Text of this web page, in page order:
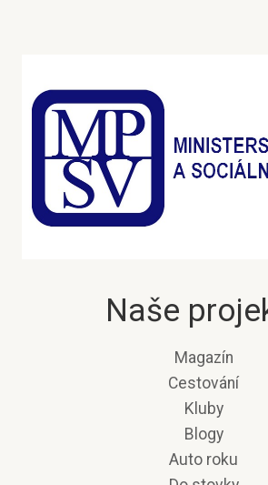
Naše
Magazín
Cestování
Kluby
Blogy
Auto roku